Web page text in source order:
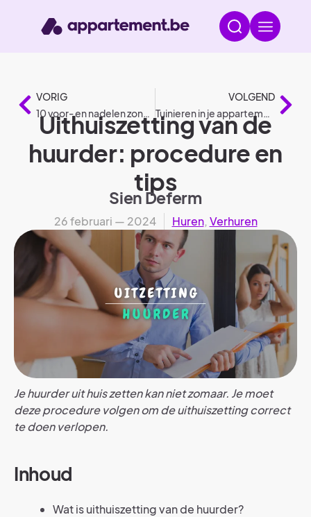
VORIG
10 voor- en nadelen zonnepanelen
VOLGEND
Tuinieren in je appartement
Uithuiszetting van de
huurder: procedure en
tips
Sien Deferm
26 februari — 2024 Huren, Verhuren
Je huurder uit huis zetten kan niet zomaar. Je moet
deze procedure volgen om de uithuiszetting correct
te doen verlopen.
Inhoud
Wat is uithuiszetting van de huurder?